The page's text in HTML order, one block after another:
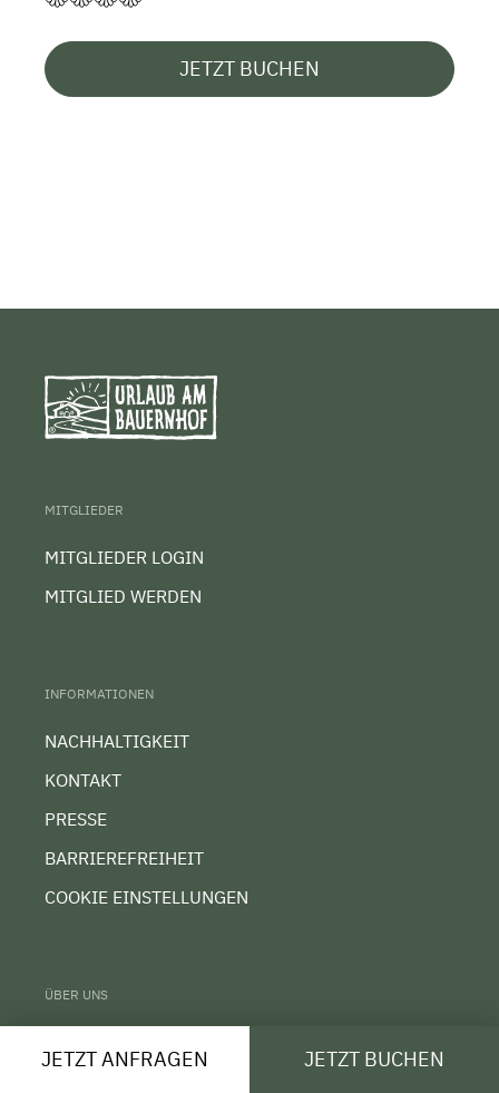
JETZT BUCHEN
JETZT ANFRAGEN JETZT BUCHEN
MITGLIEDER
MITGLIEDER LOGIN
MITGLIED WERDEN
INFORMATIONEN
NACHHALTIGKEIT
KONTAKT
PRESSE
BARRIEREFREIHEIT
COOKIE EINSTELLUNGEN
ÜBER UNS